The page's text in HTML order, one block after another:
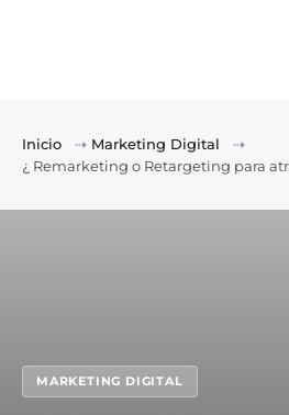
Inicio ⇢ Marketing Digital
⇢
¿ Remarketing o Retargeting para
MARKETING DIGITAL